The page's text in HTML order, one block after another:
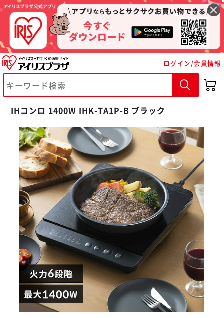
ログイン/会員情報
IHコンロ 1400W IHK-TA1P-B ブラック
※ご確認ください
カートに入れる 購入手続きへ